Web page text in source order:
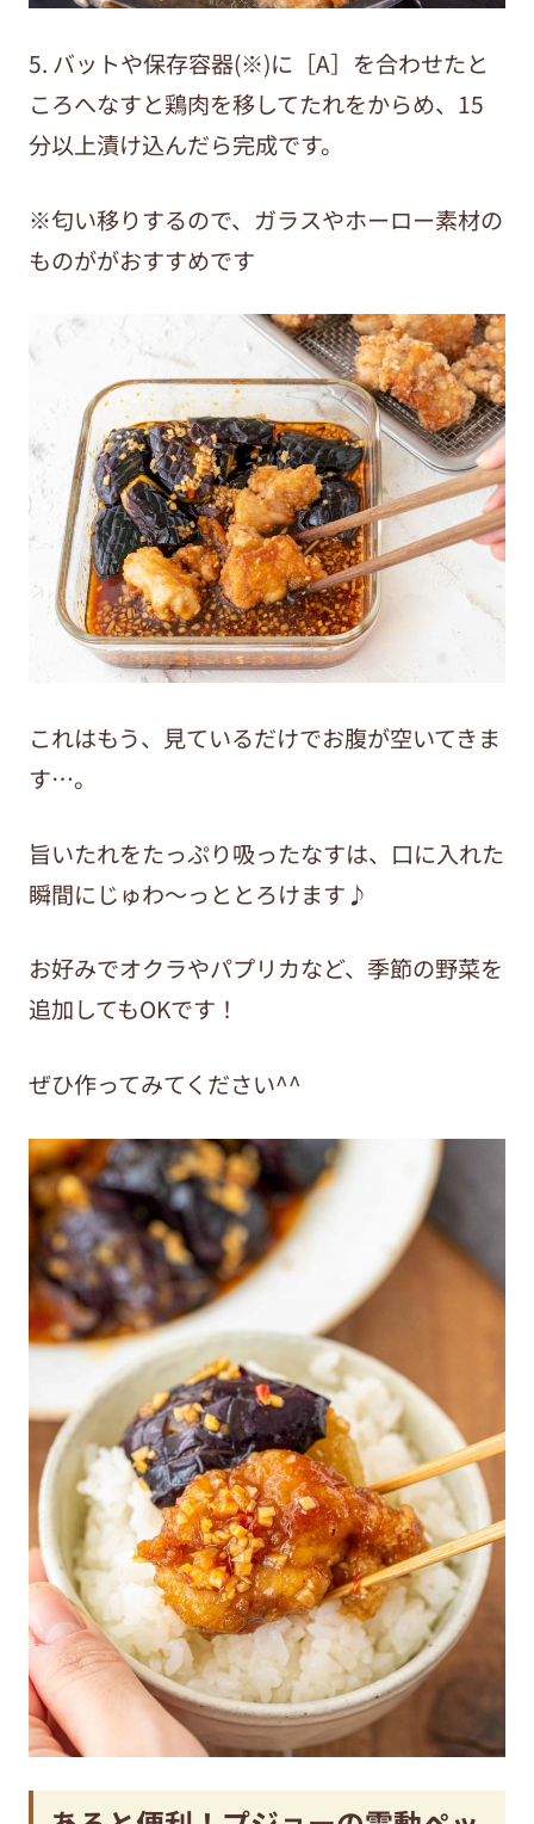
5. バットや保存容器(※)に［A］を合わせたと
ころへなすと鶏肉を移してたれをからめ、15
分以上漬け込んだら完成です。
※匂い移りするので、ガラスやホーロー素材の
ものががおすすめです
これはもう、見ているだけでお腹が空いてきま
す…。
旨いたれをたっぷり吸ったなすは、口に入れた
瞬間にじゅわ〜っととろけます♪
お好みでオクラやパプリカなど、季節の野菜を
追加してもOKです！
ぜひ作ってみてください^^